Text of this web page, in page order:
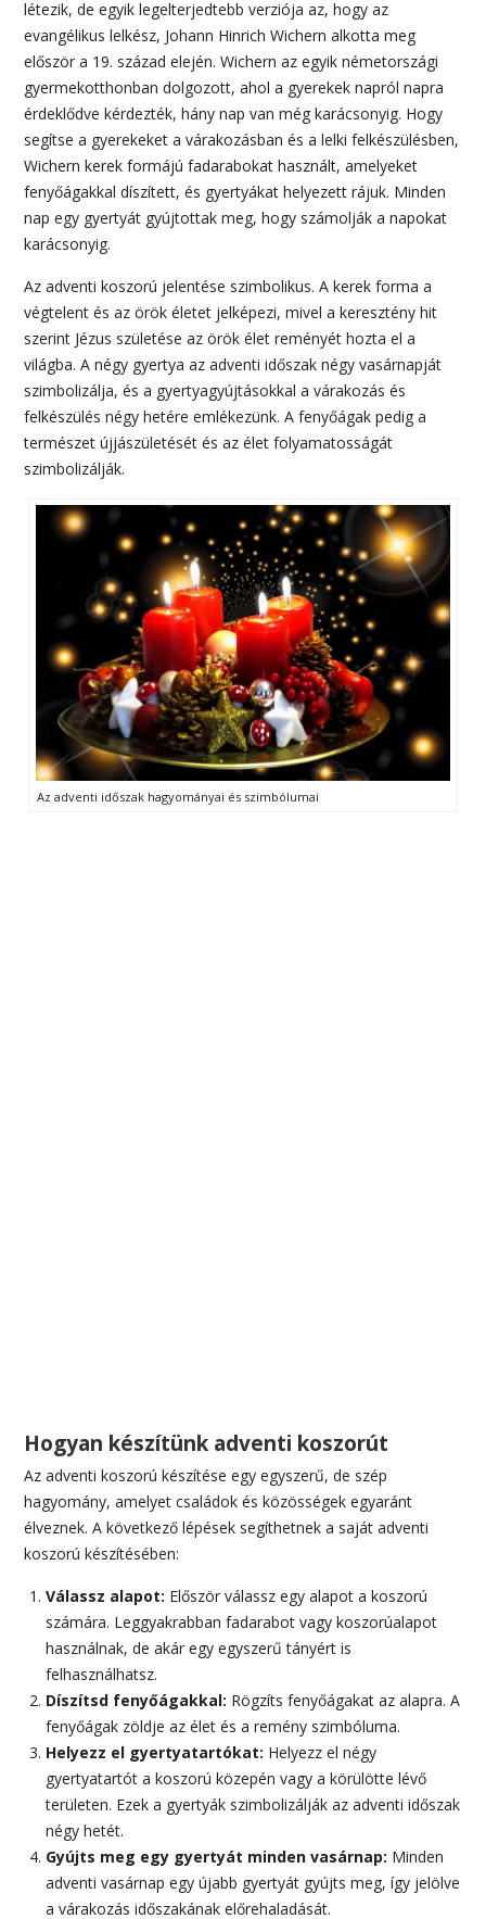
létezik, de egyik legelterjedtebb verziója az, hogy az
evangélikus lelkész, Johann Hinrich Wichern alkotta meg
először a 19. század elején. Wichern az egyik németországi
gyermekotthonban dolgozott, ahol a gyerekek napról napra
érdeklődve kérdezték, hány nap van még karácsonyig. Hogy
segítse a gyerekeket a várakozásban és a lelki felkészülésben,
Wichern kerek formájú fadarabokat használt, amelyeket
fenyőágakkal díszített, és gyertyákat helyezett rájuk. Minden
nap egy gyertyát gyújtottak meg, hogy számolják a napokat
karácsonyig.
Az adventi koszorú jelentése szimbolikus. A kerek forma a
végtelent és az örök életet jelképezi, mivel a keresztény hit
szerint Jézus születése az örök élet reményét hozta el a
világba. A négy gyertya az adventi időszak négy vasárnapját
szimbolizálja, és a gyertyagyújtásokkal a várakozás és
felkészülés négy hetére emlékezünk. A fenyőágak pedig a
természet újjászületését és az élet folyamatosságát
szimbolizálják.
Az adventi időszak hagyományai és szimbólumai
Hogyan készítünk adventi koszorút
Az adventi koszorú készítése egy egyszerű, de szép
hagyomány, amelyet családok és közösségek egyaránt
élveznek. A következő lépések segíthetnek a saját adventi
koszorú készítésében:
Válassz alapot: Először válassz egy alapot a koszorú
számára. Leggyakrabban fadarabot vagy koszorúalapot
használnak, de akár egy egyszerű tányért is
felhasználhatsz.
Díszítsd fenyőágakkal: Rögzíts fenyőágakat az alapra. A
fenyőágak zöldje az élet és a remény szimbóluma.
Helyezz el gyertyatartókat: Helyezz el négy
gyertyatartót a koszorú közepén vagy a körülötte lévő
területen. Ezek a gyertyák szimbolizálják az adventi időszak
négy hetét.
Gyújts meg egy gyertyát minden vasárnap: Minden
adventi vasárnap egy újabb gyertyát gyújts meg, így jelölve
a várakozás időszakának előrehaladását.